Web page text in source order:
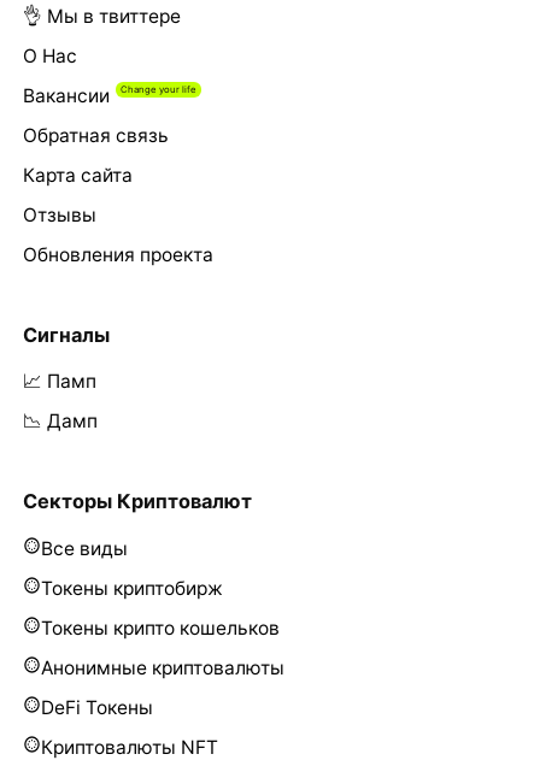
👌 Мы в твиттере
О Нас
Вакансии
Обратная связь
Карта сайта
Отзывы
Обновления проекта
Сигналы
📈 Памп
📉 Дамп
Секторы Криптовалют
Все виды
Токены криптобирж
Токены крипто кошельков
Анонимные криптовалюты
DeFi Токены
Криптовалюты NFT